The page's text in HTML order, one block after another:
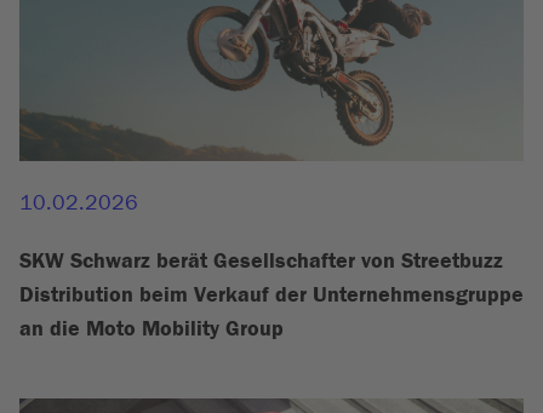
10.02.2026
SKW Schwarz berät Gesellschafter von Streetbuzz
Distribution beim Verkauf der Unternehmensgruppe
an die Moto Mobility Group